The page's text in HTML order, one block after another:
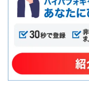
て実践に移すコン
把握・理解し、社
任をもって取り組
クトのデリバリー